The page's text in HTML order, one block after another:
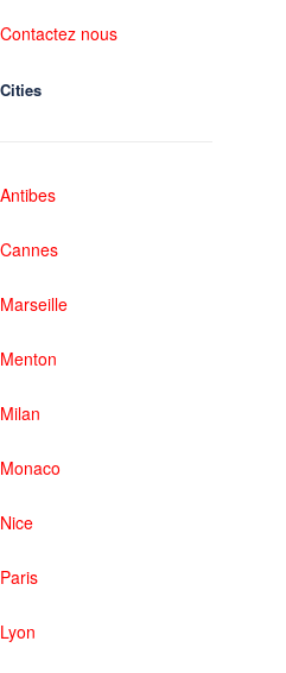
Contactez nous
Cities
Antibes
Cannes
Marseille
Menton
Milan
Monaco
Nice
Paris
Lyon